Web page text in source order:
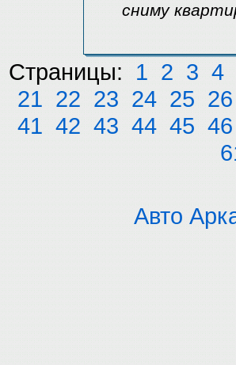
сниму
Страницы: 1 2 3 4
21 22 23 24 25 26
41 42 43 44 45 46
Авто